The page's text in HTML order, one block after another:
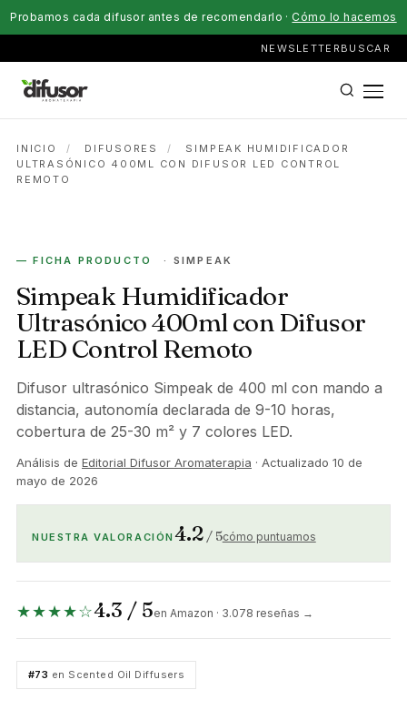
Probamos cada difusor antes de recomendarlo · Cómo lo hacemos
NEWSLETTER BUSCAR
INICIO / DIFUSORES /
SIMPEAK HUMIDIFICADOR
ULTRASÓNICO 400ML CON DIFUSOR LED CONTROL
REMOTO
— FICHA PRODUCTO · SIMPEAK
Simpeak Humidificador
Ultrasónico 400ml con Difusor
LED Control Remoto
Difusor ultrasónico Simpeak de 400 ml con mando a
distancia, autonomía declarada de 9-10 horas,
cobertura de 25-30 m² y 7 colores LED.
Análisis de Editorial Difusor Aromaterapia · Actualizado 10 de
mayo de 2026
NUESTRA VALORACIÓN 4.2/ 5cómo puntuamos
★★★★☆4.3 / 5en Amazon · 3.078 reseñas →
#73 en Scented Oil Diffusers